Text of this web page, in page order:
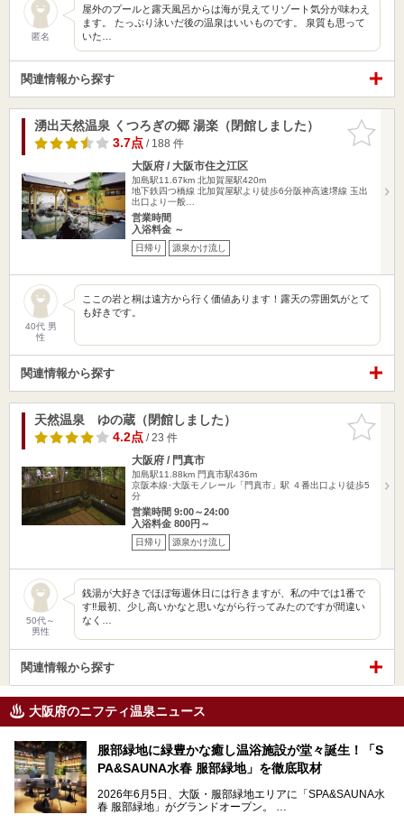
匿名
屋外のプールと露天風呂からは海が見えてリゾート気分が味わえ
ます。 たっぷり泳いだ後の温泉はいいものです。 泉質も思って
いた…
関連情報から探す
お気に入
りに追加
湧出天然温泉 くつろぎの郷 湯楽（閉館しました）
3.7点/ 188 件
大阪府 / 大阪市住之江区
加島駅11.67km 北加賀屋駅420m
地下鉄四つ橋線 北加賀屋駅より徒歩6分阪神高速堺線 玉出
出口より一般…
営業時間
入浴料金 ～
日帰り 源泉かけ流し
40代 男
性
ここの岩と桐は遠方から行く価値あります！露天の雰囲気がとて
も好きです。
関連情報から探す
お気に入
りに追加
天然温泉 ゆの蔵（閉館しました）
4.2点/ 23 件
大阪府 / 門真市
加島駅11.88km 門真市駅436m
京阪本線･大阪モノレール「門真市」駅 ４番出口より徒歩5
分
営業時間 9:00～24:00
入浴料金 800円～
日帰り 源泉かけ流し
50代～
男性
銭湯が大好きでほぼ毎週休日には行きますが、私の中では1番で
す‼️最初、少し高いかなと思いながら行ってみたのですが間違い
なく…
関連情報から探す
大阪府のニフティ温泉ニュース
服部緑地に緑豊かな癒し温浴施設が堂々誕生！「S
PA&SAUNA水春 服部緑地」を徹底取材
2026年6月5日、大阪・服部緑地エリアに「SPA&SAUNA水
春 服部緑地」がグランドオープン。